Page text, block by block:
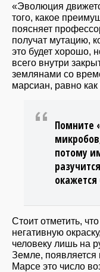
«Эволюция
того, какое
поясняет
получат мутацию,
это будет хорошо,
всего внутри
землянами со
марсиан, равно как
Помните
потому
окажется
Стоит отметить,
негативную
человеку лишь на
Земле,
Марсе это число